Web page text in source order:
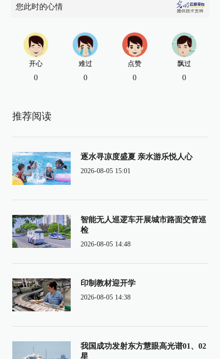
您此时的心情
开心
0
难过
0
点赞
0
飘过
0
推荐阅读
逐水寻凉度盛夏 亲水游乐悦人心
2026-08-05 15:01
智能无人巡逻车开展城市路面交管巡
检
2026-08-05 14:48
印制教材迎开学
2026-08-05 14:38
我国成功发射东方慧眼高光谱01、02
星